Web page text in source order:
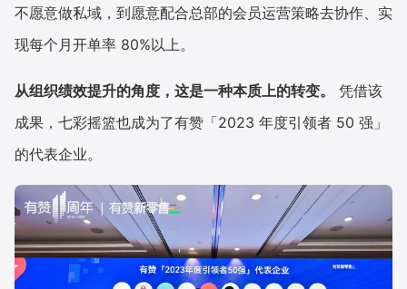
不愿意做私域，到愿意配合总部的会员运营策略去协作、实
现每个月开单率 80%以上。
从组织绩效提升的角度，这是一种本质上的转变。
凭借该
成果，七彩摇篮也成为了有赞「2023 年度引领者 50 强」
的代表企业。